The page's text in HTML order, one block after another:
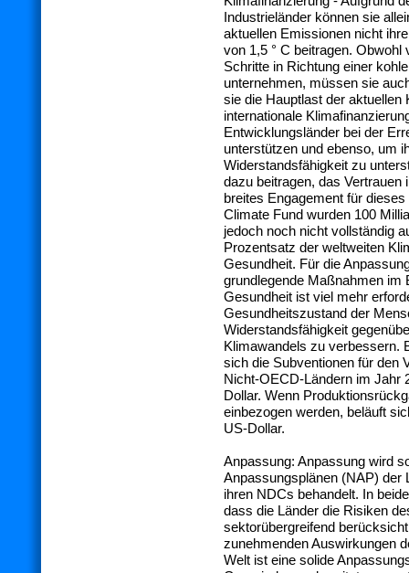
Industrieländer können sie
aktuellen Emissionen nicht
von 1,5 ° C beitragen.
Schritte in Richtung einer
unternehmen, müssen sie
sie die Hauptlast der aktuellen
internationale
Entwicklungsländer bei der
unterstützen und ebenso, um
Widerstandsfähigkeit zu
dazu beitragen, das Vertrauen
breites Engagement für
Climate Fund wurden 100
jedoch noch nicht vollständig
Prozentsatz der weltweiten
Gesundheit. Für die
grundlegende Maßnahmen im
Gesundheit ist viel mehr
Gesundheitszustand der
Widerstandsfähigkeit
Klimawandels zu verbessern.
sich die Subventionen für den
Nicht-OECD-Ländern im Jahr
Dollar. Wenn
einbezogen werden, beläuft
US-Dollar.
Anpassung: Anpassung wird
Anpassungsplänen (NAP) der
ihren NDCs behandelt. In
dass die Länder die Risiken
sektorübergreifend
zunehmenden Auswirkungen
Welt ist eine solide